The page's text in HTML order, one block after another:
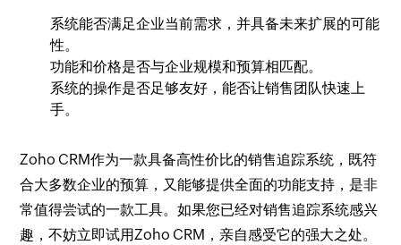
系统能否满足企业当前需求，并具备未来扩展的可能
性。
功能和价格是否与企业规模和预算相匹配。
系统的操作是否足够友好，能否让销售团队快速上
手。
Zoho CRM作为一款具备高性价比的销售追踪系统，既符
合大多数企业的预算，又能够提供全面的功能支持，是非
常值得尝试的一款工具。如果您已经对销售追踪系统感兴
趣，不妨立即试用Zoho CRM，亲自感受它的强大之处。